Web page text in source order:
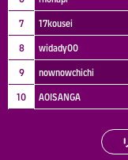
7
17kousei
8
widady00
9
nownowchichi
10
AOISANGA